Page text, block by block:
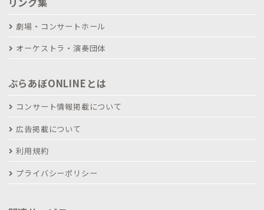
劇場・コンサートホール
オーケストラ・演奏団体
ぶらあぼONLINEとは
コンサート情報掲載について
広告掲載について
利用規約
プライバシーポリシー